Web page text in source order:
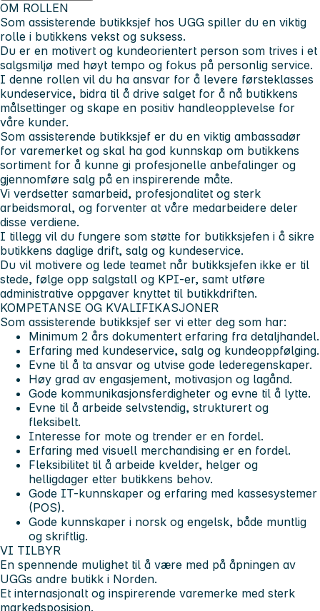
OM ROLLEN
Som assisterende butikksjef hos UGG spiller du en viktig
rolle i butikkens vekst og suksess.
Du er en motivert og kundeorientert person som trives i et
salgsmiljø med høyt tempo og fokus på personlig service.
I denne rollen vil du ha ansvar for å levere førsteklasses
kundeservice, bidra til å drive salget for å nå butikkens
målsettinger og skape en positiv handleopplevelse for
våre kunder.
Som assisterende butikksjef er du en viktig ambassadør
for varemerket og skal ha god kunnskap om butikkens
sortiment for å kunne gi profesjonelle anbefalinger og
gjennomføre salg på en inspirerende måte.
Vi verdsetter samarbeid, profesjonalitet og sterk
arbeidsmoral, og forventer at våre medarbeidere deler
disse verdiene.
I tillegg vil du fungere som støtte for butikksjefen i å sikre
butikkens daglige drift, salg og kundeservice.
Du vil motivere og lede teamet når butikksjefen ikke er til
stede, følge opp salgstall og KPI-er, samt utføre
administrative oppgaver knyttet til butikkdriften.
KOMPETANSE OG KVALIFIKASJONER
Som assisterende butikksjef ser vi etter deg som har:
Minimum 2 års dokumentert erfaring fra detaljhandel.
Erfaring med kundeservice, salg og kundeoppfølging.
Evne til å ta ansvar og utvise gode lederegenskaper.
Høy grad av engasjement, motivasjon og lagånd.
Gode kommunikasjonsferdigheter og evne til å lytte.
Evne til å arbeide selvstendig, strukturert og
fleksibelt.
Interesse for mote og trender er en fordel.
Erfaring med visuell merchandising er en fordel.
Fleksibilitet til å arbeide kvelder, helger og
helligdager etter butikkens behov.
Gode IT-kunnskaper og erfaring med kassesystemer
(POS).
Gode kunnskaper i norsk og engelsk, både muntlig
og skriftlig.
VI TILBYR
En spennende mulighet til å være med på åpningen av
UGGs andre butikk i Norden.
Et internasjonalt og inspirerende varemerke med sterk
markedsposisjon.